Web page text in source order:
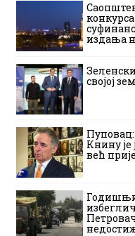
издања
својој
Книну је
већ